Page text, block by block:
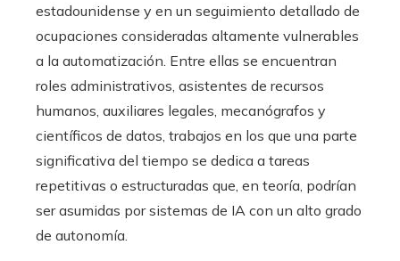
estadounidense y en un seguimiento detallado de
ocupaciones consideradas altamente vulnerables
a la automatización. Entre ellas se encuentran
roles administrativos, asistentes de recursos
humanos, auxiliares legales, mecanógrafos y
científicos de datos, trabajos en los que una parte
significativa del tiempo se dedica a tareas
repetitivas o estructuradas que, en teoría, podrían
ser asumidas por sistemas de IA con un alto grado
de autonomía.